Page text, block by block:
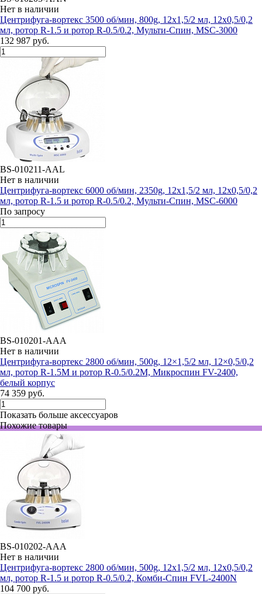
Нет в наличии
Центрифуга-вортекс 3500 об/мин, 800g, 12х1,5/2 мл, 12х0,5/0,2
мл, ротор R-1.5 и ротор R-0.5/0.2, Мульти-Cпин, MSC-3000
132 987 руб.
BS-010211-AAL
Нет в наличии
Центрифуга-вортекс 6000 об/мин, 2350g, 12х1,5/2 мл, 12х0,5/0,2
мл, ротор R-1.5 и ротор R-0.5/0.2, Мульти-Cпин, MSC-6000
По запросу
BS-010201-AAA
Нет в наличии
Центрифуга-вортекс 2800 об/мин, 500g, 12×1,5/2 мл, 12×0,5/0,2
мл, ротор R-1.5M и ротор R-0.5/0.2M, Микроспин FV-2400,
белый корпус
74 359 руб.
Показать больше аксессуаров
Похожие товары
BS-010202-AAA
Нет в наличии
Центрифуга-вортекс 2800 об/мин, 500g, 12х1,5/2 мл, 12х0,5/0,2
мл, ротор R-1.5 и ротор R-0.5/0.2, Комби-Cпин FVL-2400N
104 700 руб.